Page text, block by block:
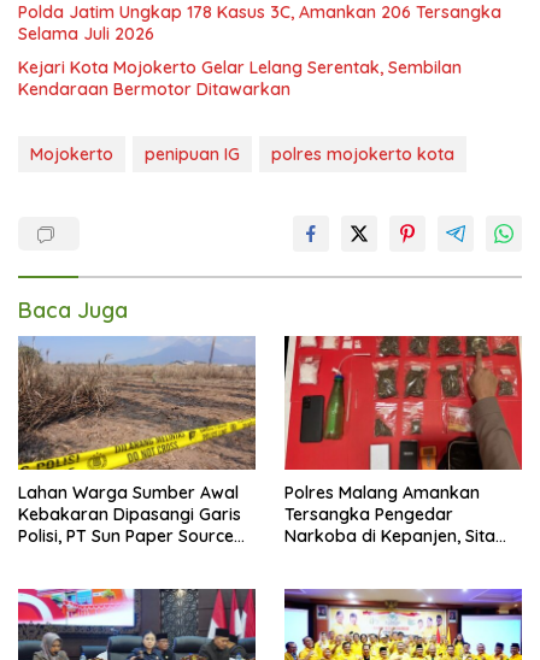
Polda Jatim Ungkap 178 Kasus 3C, Amankan 206 Tersangka
Selama Juli 2026
Kejari Kota Mojokerto Gelar Lelang Serentak, Sembilan
Kendaraan Bermotor Ditawarkan
Mojokerto penipuan IG polres mojokerto kota
Baca Juga
Lahan Warga Sumber Awal
Kebakaran Dipasangi Garis
Polisi, PT Sun Paper Source
Polres Malang Amankan
Tersangka Pengedar
Narkoba di Kepanjen, Sita